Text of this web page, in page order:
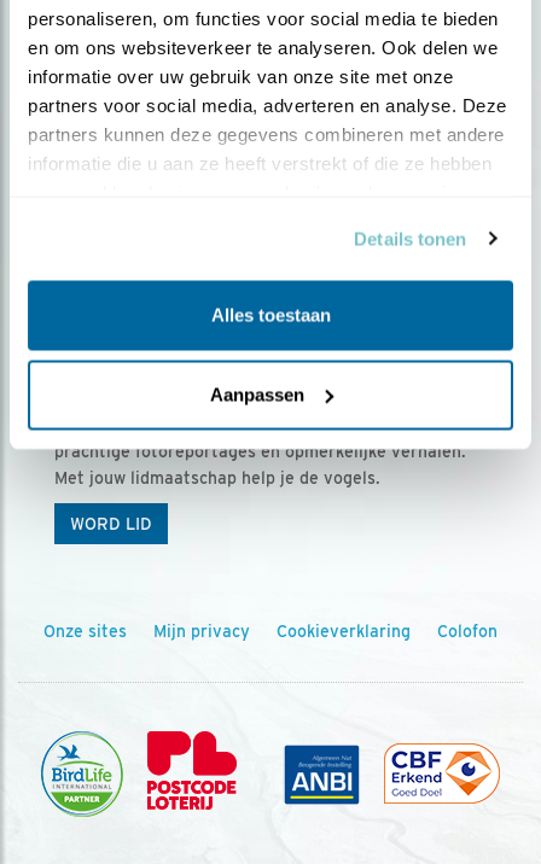
personaliseren, om functies voor social media te bieden
en om ons websiteverkeer te analyseren. Ook delen we
informatie over uw gebruik van onze site met onze
partners voor social media, adverteren en analyse. Deze
partners kunnen deze gegevens combineren met andere
informatie die u aan ze heeft verstrekt of die ze hebben
Details tonen
Alles toestaan
Aanpassen
Ontvang 5 x Vogels voor € 36,00 per jaar
Vogels is het tijdschrift voor onze leden, met
prachtige fotoreportages en opmerkelijke verhalen.
Met jouw lidmaatschap help je de vogels.
WORD LID
Onze sites Mijn privacy Cookieverklaring Colofon